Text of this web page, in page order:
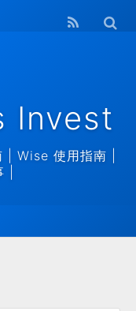
Invest
| Wise 使用指南 |
|